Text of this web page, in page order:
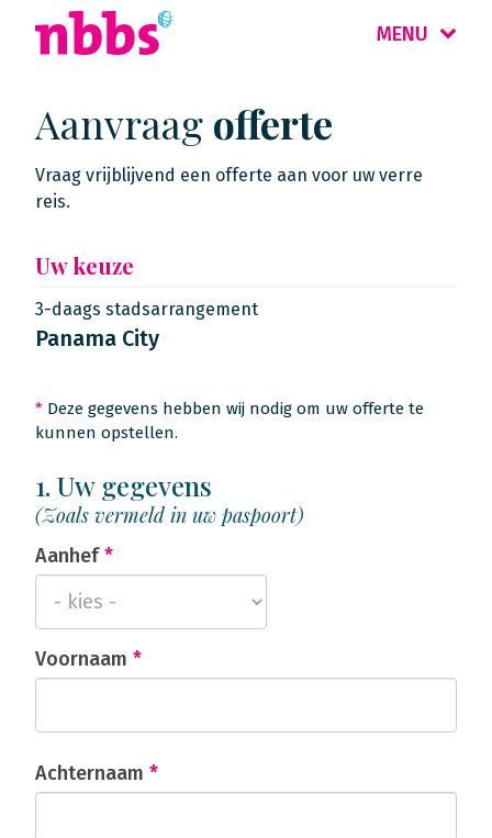
MENU
Aanvraag offerte
Vraag vrijblijvend een offerte aan voor uw verre
reis.
Uw keuze
3-daags stadsarrangement
Panama City
* Deze gegevens hebben wij nodig om uw offerte te
kunnen opstellen.
1. Uw gegevens
(Zoals vermeld in uw paspoort)
Aanhef*
Voornaam *
Achternaam *